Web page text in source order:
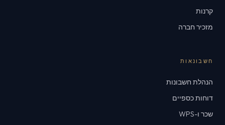
קרנות
מזכיר חברה
חשבונאות
הנהלת חשבונות
דוחות כספיים
שכר ו-WPS